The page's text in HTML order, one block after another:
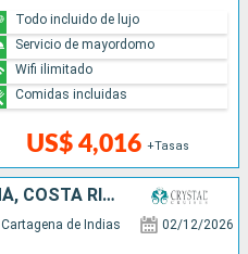
US$ 4,016 +Tasas
Todo incluido de lujo
Servicio de mayordomo
Wifi ilimitado
Comidas incluidas
ARUBA, COLOMBIA, PANAMÁ, COSTA RICA
Cartagena de Indias 02/12/2026